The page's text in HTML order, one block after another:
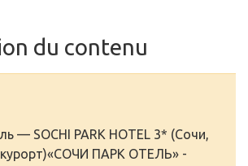
du contenu
— SOCHI PARK HOTEL 3* (Сочи,
курорт)«СОЧИ ПАРК ОТЕЛЬ» -